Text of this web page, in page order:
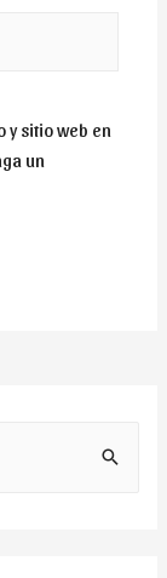
y sitio web en
un